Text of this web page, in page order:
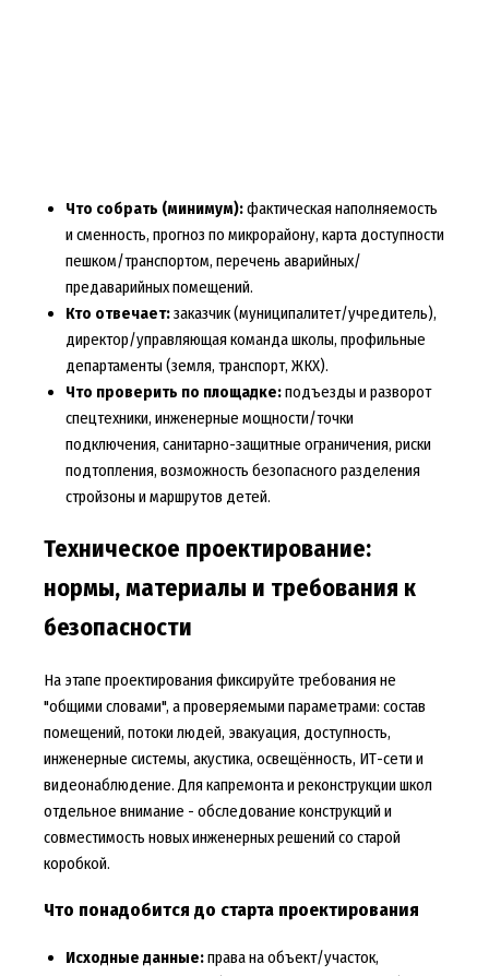
Что собрать (минимум):фактическая наполняемость
и сменность, прогноз по микрорайону, карта доступности
пешком/транспортом, перечень аварийных/
предаварийных помещений.
Кто отвечает:заказчик (муниципалитет/учредитель),
директор/управляющая команда школы, профильные
департаменты (земля, транспорт, ЖКХ).
Что проверить по площадке:подъезды и разворот
спецтехники, инженерные мощности/точки
подключения, санитарно-защитные ограничения, риски
подтопления, возможность безопасного разделения
стройзоны и маршрутов детей.
Техническое проектирование:
нормы, материалы и требования к
безопасности
На этапе проектирования фиксируйте требования не
"общими словами", а проверяемыми параметрами: состав
помещений, потоки людей, эвакуация, доступность,
инженерные системы, акустика, освещённость, ИТ-сети и
видеонаблюдение. Для капремонта и реконструкции школ
отдельное внимание - обследование конструкций и
совместимость новых инженерных решений со старой
коробкой.
Что понадобится до старта проектирования
Исходные данные:права на объект/участок,